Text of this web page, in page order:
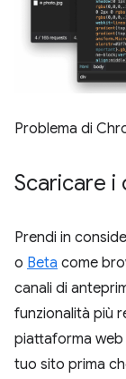
Problema di
Scaricare i
Prendi in
o Beta come
canali di
funzionalità più
piattaforma web
tuo sito prima